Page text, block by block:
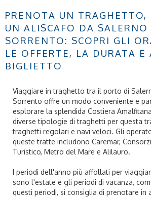
PRENOTA UN TRAGHETTO,
UN ALISCAFO DA SALERNO
SORRENTO: SCOPRI GLI
LE OFFERTE, LA DURATA E
BIGLIETTO
Viaggiare in traghetto tra il porto di
Sorrento offre un modo conveniente e
esplorare la splendida Costiera
diverse tipologie di traghetti per questa
traghetti regolari e navi veloci. Gli
queste tratte includono Caremar,
Turistico, Metro del Mare e Alilauro.
I periodi dell'anno più affollati per
sono l'estate e gli periodi di vacanza,
questi periodi, si consiglia di prenotare in